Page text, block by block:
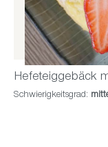
Hefeteiggebäck
Schwierigkeitsgrad: